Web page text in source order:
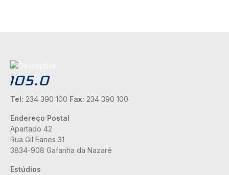
Tel: 234 390 100 Fax: 234 390 100
Endereço Postal
Apartado 42
Rua Gil Eanes 31
3834-908 Gafanha da Nazaré
Estúdios